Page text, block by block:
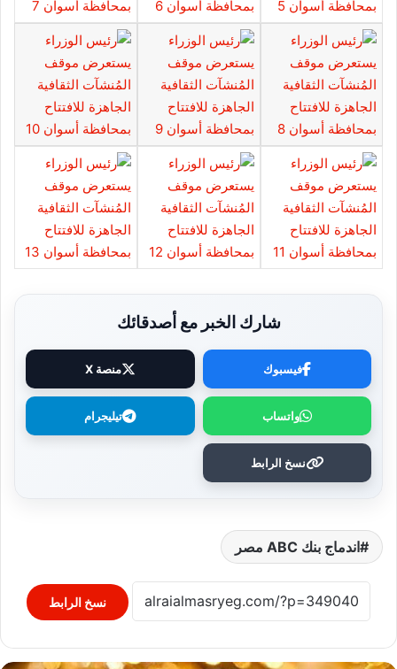
شارك الخبر مع أصدقائك
فيسبوك منصة X
واتساب تيليجرام
نسخ الرابط
اندماج بنك ABC مصر
نسخ الرابط